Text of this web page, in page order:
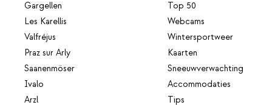
Gargellen
Les Karellis
Valfréjus
Praz sur Arly
Saanenmöser
Ivalo
Arzl
Top 50
Webcams
Wintersportweer
Kaarten
Sneeuwverwachting
Accommodaties
Tips